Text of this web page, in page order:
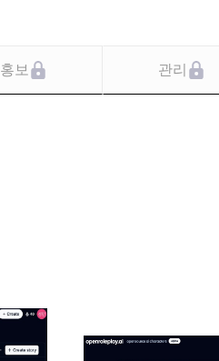
홍보 관리